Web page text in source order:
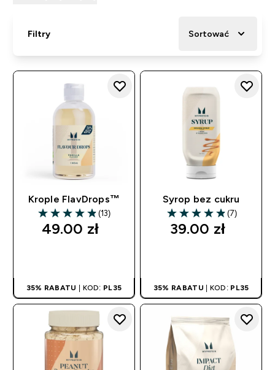
Filtry Sortować
Krople FlavDrops™
4.85 out of 5 stars
(13)
49.00 zł‎
35% RABATU | KOD: PL35
Syrop bez cukru
4.86 out of 5 stars
(7)
39.00 zł‎
35% RABATU | KOD: PL35